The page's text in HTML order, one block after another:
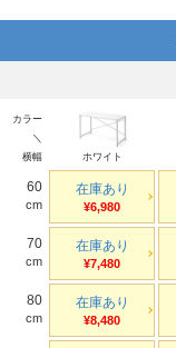
カラー
＼
横幅
ホワイト
60
cm
在庫あり
¥6,980
70
cm
在庫あり
¥7,480
80
cm
在庫あり
¥8,480